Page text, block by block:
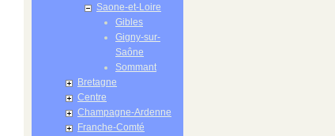
Saone-et-Loire
Gibles
Gigny-sur-
Saône
Sommant
Bretagne
Centre
Champagne-Ardenne
Franche-Comté